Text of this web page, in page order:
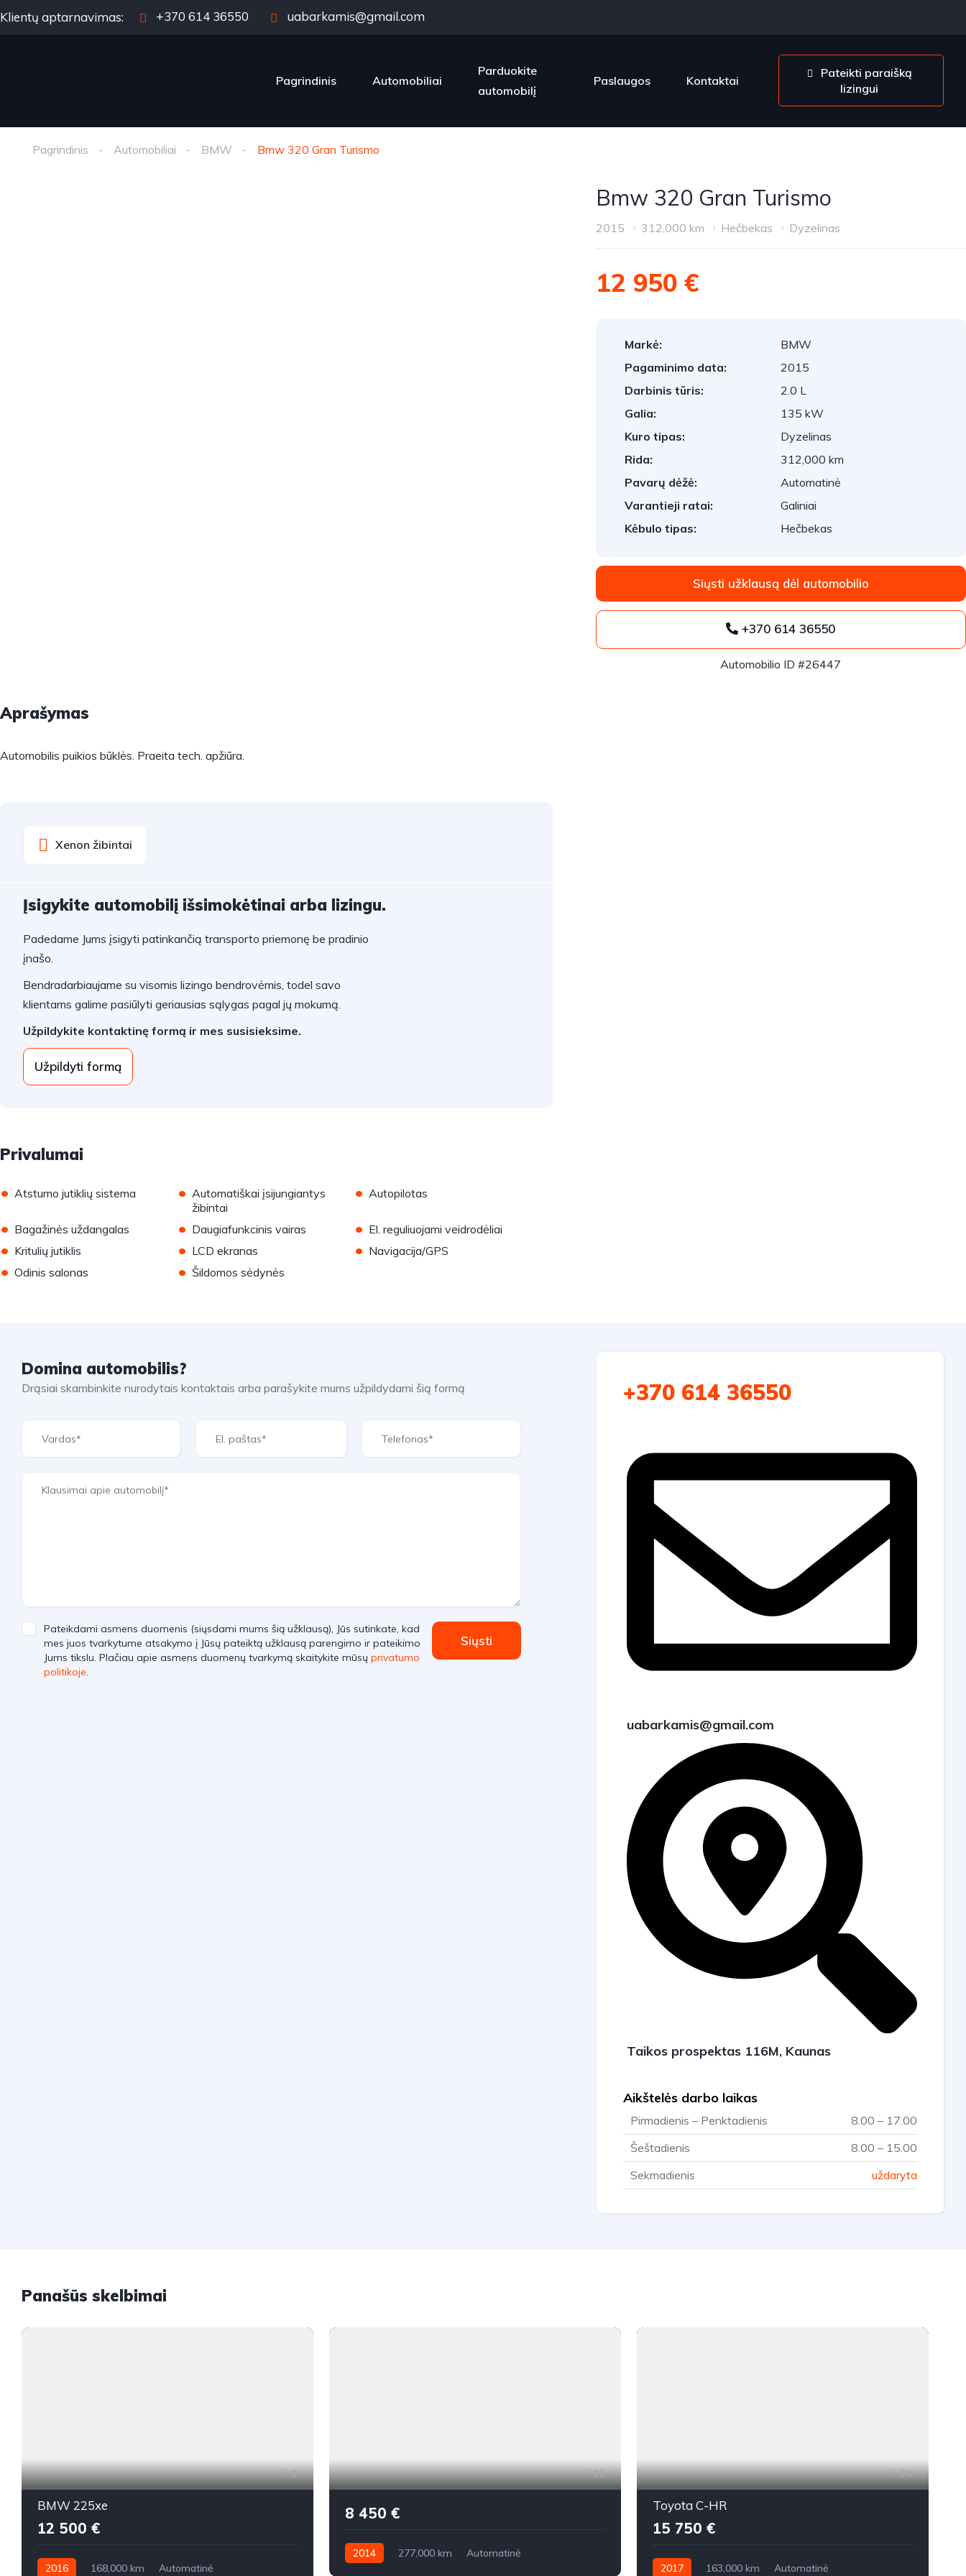
Klientų aptarnavimas: +370 614 36550 uabarkamis@gmail.com
Pagrindinis Automobiliai
Parduokite
automobilį
Paslaugos Kontaktai
Pateikti paraišką
lizingui
Pagrindinis Automobiliai BMW Bmw 320 Gran Turismo
Aprašymas
Automobilis puikios būklės. Praeita tech. apžiūra.
Xenon žibintai
Įsigykite automobilį išsimokėtinai arba lizingu.
Padedame Jums įsigyti patinkančią transporto priemonę be pradinio
įnašo.
Bendradarbiaujame su visomis lizingo bendrovėmis, todel savo
klientams galime pasiūlyti geriausias sąlygas pagal jų mokumą.
Užpildykite kontaktinę formą ir mes susisieksime.
Užpildyti formą
Privalumai
• Atstumo jutiklių sistema • Automatiškai įsijungiantys
žibintai
• Autopilotas
• Bagažinės uždangalas • Daugiafunkcinis vairas • El. reguliuojami veidrodėliai
• Kritulių jutiklis • LCD ekranas • Navigacija/GPS
• Odinis salonas • Šildomos sėdynės
Bmw 320 Gran Turismo
2015 312,000 km Hečbekas Dyzelinas
12 950 €
Markė:
BMW
Pagaminimo data:
2015
Darbinis tūris:
2.0 L
Galia:
135 kW
Kuro tipas:
Dyzelinas
Rida:
312,000 km
Pavarų dėžė:
Automatinė
Varantieji ratai:
Galiniai
Kėbulo tipas:
Hečbekas
Siųsti užklausą dėl automobilio
+370 614 36550
Automobilio ID #26447
Domina automobilis?
Drąsiai skambinkite nurodytais kontaktais arba parašykite mums užpildydami šią formą
Pateikdami asmens duomenis (siųsdami mums šią užklausą), Jūs sutinkate, kad
mes juos tvarkytume atsakymo į Jūsų pateiktą užklausą parengimo ir pateikimo
Jums tikslu. Plačiau apie asmens duomenų tvarkymą skaitykite mūsų privatumo
politikoje.
Siųsti
+370 614 36550
uabarkamis@gmail.com
Taikos prospektas 116M, Kaunas
Aikštelės darbo laikas
Pirmadienis – Penktadienis
8.00 – 17.00
Šeštadienis
8.00 – 15.00
Sekmadienis
uždaryta
Panašūs skelbimai
8
BMW 225xe
12 500 €
2016 168,000 km Automatinė
13
8 450 €
2014 277,000 km
Automatinė
24
Toyota C-HR
15 750 €
2017 163,000 km Automatinė